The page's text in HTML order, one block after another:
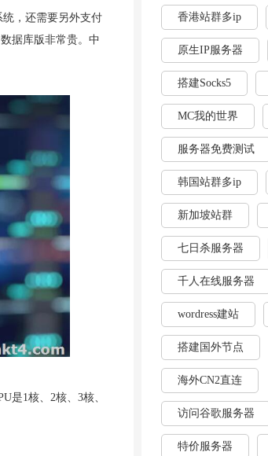
统，还需要另外支付
据库版非常贵。中
是1核、2核、3核、
香港站群多ip
原生IP服务器
搭建Socks5
MC我的世界
服务器免费测试
韩国站群多ip
新加坡站群
七日杀服务器
千人在线服务器
wordress建站
搭建国外节点
海外CN2直连
访问谷歌服务器
特价服务器